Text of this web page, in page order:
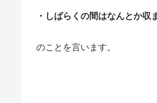
・しばらくの間はなんとか収
のことを言います。